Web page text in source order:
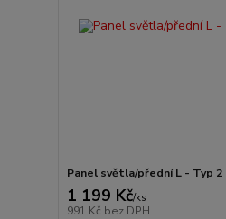
Panel světla/přední L - Typ 2
1 199 Kč/ks
991 Kč bez DPH